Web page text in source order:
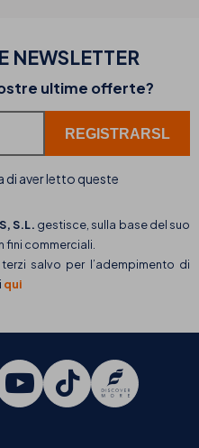
NEWSLETTER
ultime offerte?
di aver letto queste
S.L. gestisce, sulla base del suo
fini commerciali.
salvo per l’adempimento di
qui